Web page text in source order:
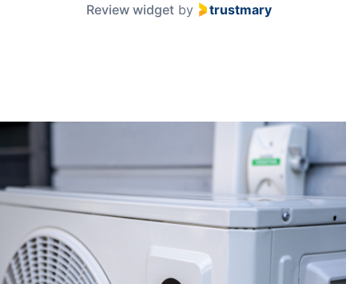
Review widget by trustmary